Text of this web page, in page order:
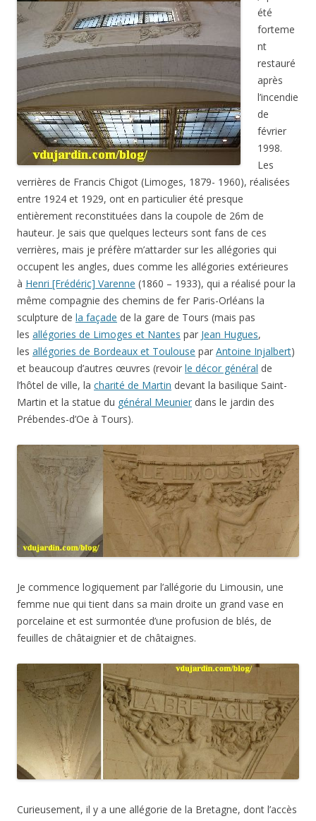
entre 1924 et 1929, ont en particulier été presque
entièrement reconstituées dans la coupole de 26m de
hauteur. Je sais que quelques lecteurs sont fans de ces
verrières, mais je préfère m’attarder sur les allégories qui
occupent les angles, dues comme les allégories extérieures
àHenri [Frédéric] Varenne
(1860 – 1933), qui a réalisé pour la
même compagnie des chemins de fer Paris-Orléans la
sculpture dela façadede la gare de Tours (mais pas
allégories de Limoges et NantesparJean Hugues ,
les
allégories de Bordeaux et Toulouse Antoine Injalbert
et beaucoup d’autres œuvres (revoir le décor généralde
l’hôtel de ville, lacharité de Martindevant la basilique Saint-
Martin et la statue dugénéral Meunierdans le jardin des
Prébendes-d’Oe à Tours).
Je commence logiquement par l’allégorie du Limousin, une
femme nue qui tient dans sa main droite un grand vase en
feuilles de châtaignier et de châtaignes.
Curieusement, il y a une allégorie de la Bretagne, dont l’accès
n’est pas le plus simple depuis Limoges… Poitrine dénudée, la
qui laisse apparaître ses formes. Debout, elle ouvre
largement les bras sur ce qui symbolise la Bretagne, algues,
poissons, coquillages, étoiles de mer…